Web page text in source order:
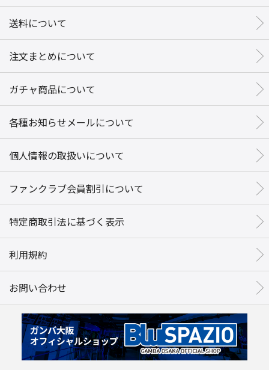
送料について
注文まとめについて
ガチャ商品について
各種お知らせメールについて
個人情報の取扱いについて
ファンクラブ会員割引について
特定商取引法に基づく表示
利用規約
お問い合わせ